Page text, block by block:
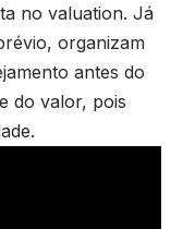
no valuation. Já
organizam
antes do
do valor, pois